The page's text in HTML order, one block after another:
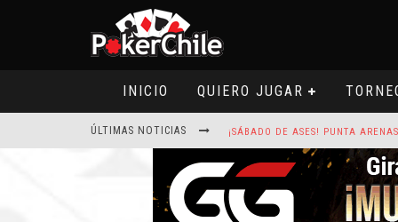
INICIO QUIERO JUGAR
ÚLTIMAS NOTICIAS
ROAD TO CLSOP PUERTO PLATA,